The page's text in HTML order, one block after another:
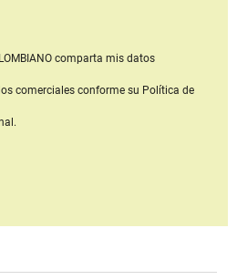
comparta mis datos
comerciales conforme su Política de